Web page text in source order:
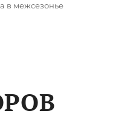
в межсезонье